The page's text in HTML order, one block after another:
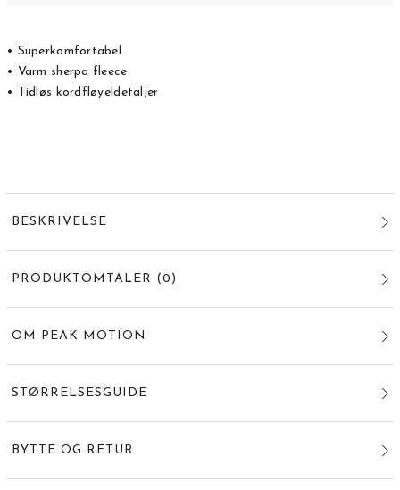
• Superkomfortabel
• Varm sherpa fleece
• Tidløs kordfløyeldetaljer
BESKRIVELSE
PRODUKTOMTALER (0 )
OM PEAK MOTION
STØRRELSESGUIDE
BYTTE OG RETUR